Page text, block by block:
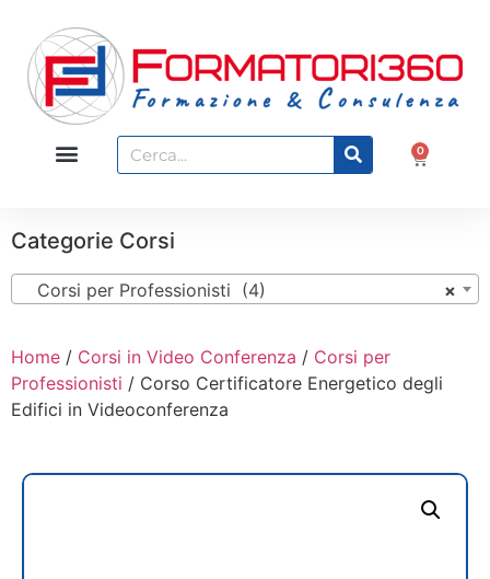
0
Categorie Corsi
×
Corsi per Professionisti (4)
Home / Corsi in Video Conferenza / Corsi per
Professionisti / Corso Certificatore Energetico degli
Edifici in Videoconferenza